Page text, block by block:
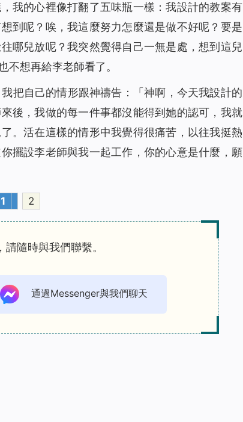
我的心裡像打翻了五味瓶一樣：我設計的教案有
到呢？唉，我這麼努力怎麼還是做不好呢？要是
哪兒放呢？我突然覺得自己一無是處，想到這兒
想再給李老師看了。
把自己的情形跟神禱告：「神啊，今天我設計的
後，我做的每一件事都沒能得到她的認可，我就
。活在這樣的情形中我覺得很痛苦，以往我挺熱
擺設李老師與我一起工作，你的心意是什麼，願
1 2
隨時與我們聯繫。
通過Messenger與我們聊天